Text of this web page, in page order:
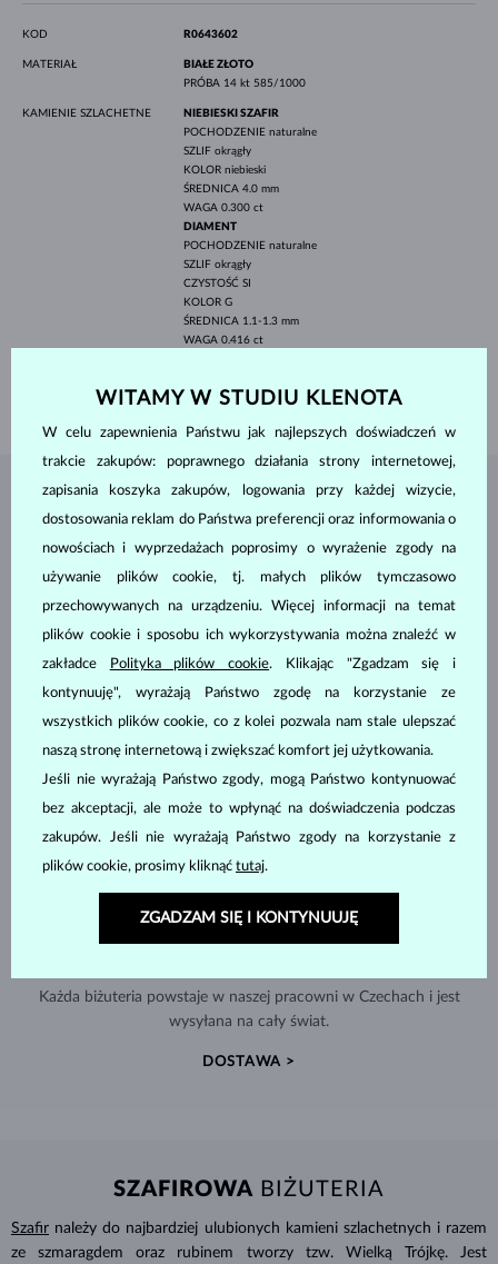
KOD R0643602
MATERIAŁ
BIAŁE ZŁOTO
PRÓBA 14 kt 585/1000
KAMIENIE SZLACHETNE
NIEBIESKI SZAFIR
POCHODZENIE naturalne
SZLIF okrągły
KOLOR niebieski
ŚREDNICA 4.0 mm
WAGA 0.300 ct
DIAMENT
POCHODZENIE naturalne
SZLIF okrągły
CZYSTOŚĆ SI
KOLOR G
ŚREDNICA 1.1-1.3 mm
WAGA 0.416 ct
2.40 g
BIŻUTERIA Z ATELIER KLENOTA
Każda biżuteria powstaje w naszej pracowni w Czechach i jest
wysyłana na cały świat.
DOSTAWA >
SZAFIROWA BIŻUTERIA
Szafir należy do najbardziej ulubionych kamieni szlachetnych i razem
ze szmaragdem oraz rubinem tworzy tzw. Wielką Trójkę. Jest
WITAMY W STUDIU KLENOTA
W celu zapewnienia Państwu jak najlepszych doświadczeń w
trakcie zakupów: poprawnego działania strony internetowej,
zapisania koszyka zakupów, logowania przy każdej wizycie,
dostosowania reklam do Państwa preferencji oraz informowania o
nowościach i wyprzedażach poprosimy o wyrażenie zgody na
używanie plików cookie, tj. małych plików tymczasowo
przechowywanych na urządzeniu. Więcej informacji na temat
plików cookie i sposobu ich wykorzystywania można znaleźć w
zakładce
Polityka plików cookie. Klikając "Zgadzam się i
kontynuuję", wyrażają Państwo zgodę na korzystanie ze
wszystkich plików cookie, co z kolei pozwala nam stale ulepszać
naszą stronę internetową i zwiększać komfort jej użytkowania.
Jeśli nie wyrażają Państwo zgody, mogą Państwo kontynuować
bez akceptacji, ale może to wpłynąć na doświadczenia podczas
zakupów. Jeśli nie wyrażają Państwo zgody na korzystanie z
plików cookie, prosimy kliknąć tutaj.
ZGADZAM SIĘ I KONTYNUUJĘ